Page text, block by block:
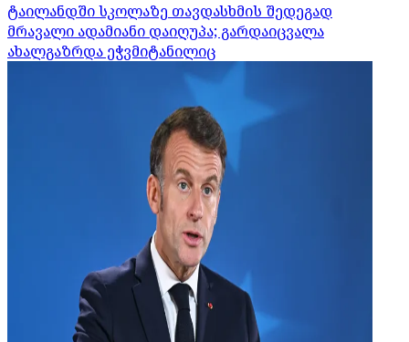
ტაილანდში სკოლაზე თავდასხმის შედეგად
მრავალი ადამიანი დაიღუპა; გარდაიცვალა
ახალგაზრდა ეჭვმიტანილიც